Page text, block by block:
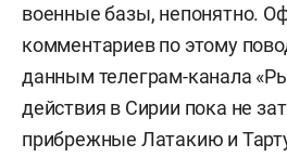
военные базы, непонятно.
комментариев по этому
данным телеграм-канала
действия в Сирии пока не
прибрежные Латакию и